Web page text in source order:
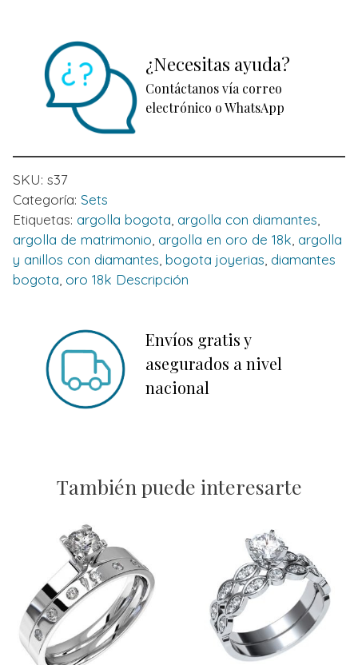
¿Necesitas ayuda?
Contáctanos vía correo
electrónico o WhatsApp
SKU: s37
Categoría: Sets
Etiquetas: argolla bogota argolla con diamantes
argolla de matrimonio argolla en oro de 18k argolla
y anillos con diamantes bogota joyerias diamantes
bogota oro 18k Descripción
Envíos gratis y
asegurados a nivel
nacional
También puede interesarte